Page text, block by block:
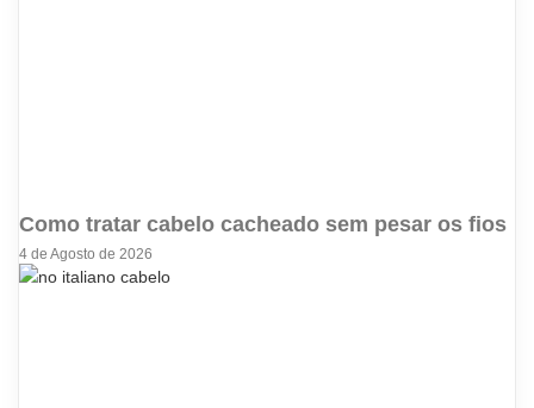
Como tratar cabelo cacheado sem pesar os fios
4 de Agosto de 2026